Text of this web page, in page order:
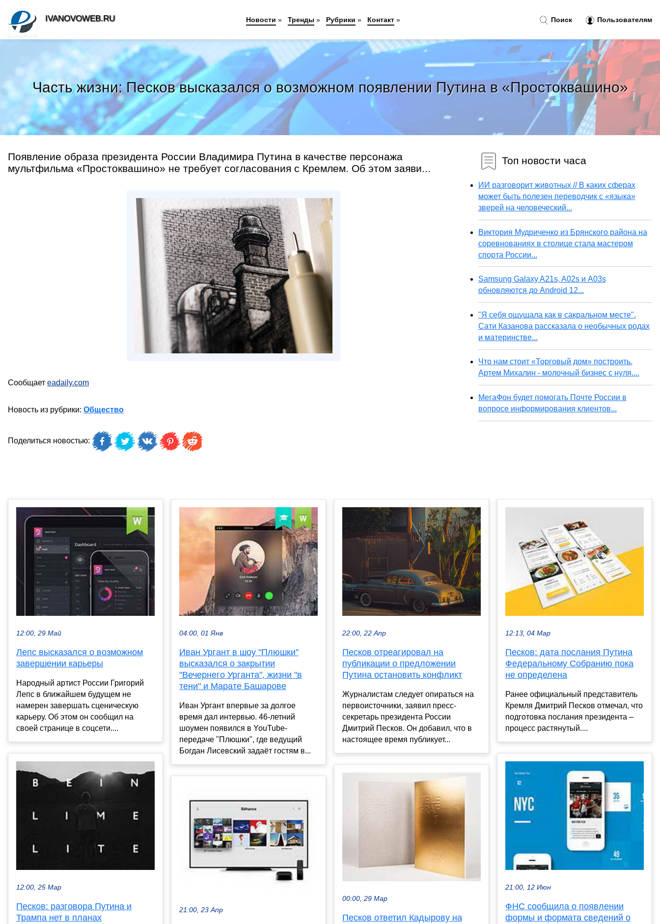
Часть жизни: Песков высказался о возможном появлении Путина в «Простоквашино»
Появление образа президента России Владимира Путина в качестве персонажа
мультфильма «Простоквашино» не требует согласования с Кремлем. Об этом заяви...
Сообщает eadaily.com
Новость из рубрики: Общество
Поделиться новостью:
Топ новости часа
ИИ разговорит животных // В каких сферах
может быть полезен переводчик с «языка»
зверей на человеческий...
Виктория Мудриченко из Брянского района на
соревнованиях в столице стала мастером
спорта России...
Samsung Galaxy A21s, A02s и A03s
обновляются до Android 12...
"Я себя ощущала как в сакральном месте".
Сати Казанова рассказала о необычных родах
и материнстве...
Что нам стоит «Торговый дом» построить.
Артем Михалин - молочный бизнес с нуля....
МегаФон будет помогать Почте России в
вопросе информирования клиентов...
12:00, 29 Май
Лепс высказался о возможном
завершении карьеры
Народный артист России Григорий
Лепс в ближайшем будущем не
намерен завершать сценическую
карьеру. Об этом он сообщил на
своей странице в соцсети....
12:00, 25 Мар
Песков: разговора Путина и
Трампа нет в планах
04:00, 01 Янв
Иван Ургант в шоу "Плюшки"
высказался о закрытии
"Вечернего Урганта", жизни "в
тени" и Марате Башарове
Иван Ургант впервые за долгое
время дал интервью. 46-летний
шоумен появился в YouTube-
передаче "Плюшки", где ведущий
Богдан Лисевский задаёт гостям в...
21:00, 23 Апр
22:00, 22 Апр
Песков отреагировал на
публикации о предложении
Путина остановить конфликт
Журналистам следует опираться на
первоисточники, заявил пресс-
секретарь президента России
Дмитрий Песков. Он добавил, что в
настоящее время публикует...
00:00, 29 Мар
Песков ответил Кадырову на
12:13, 04 Мар
Песков: дата послания Путина
Федеральному Собранию пока
не определена
Ранее официальный представитель
Кремля Дмитрий Песков отмечал, что
подготовка послания президента –
процесс растянутый....
21:00, 12 Июн
ФНС сообщила о появлении
формы и формата сведений о
Поиск Пользователям
IVANOVOWEB.RU Новости » Тренды » Рубрики » Контакт »